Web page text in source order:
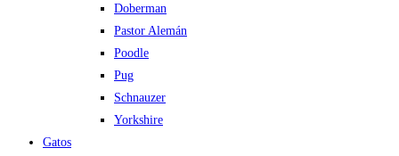
Doberman
Pastor Alemán
Poodle
Pug
Schnauzer
Yorkshire
Gatos